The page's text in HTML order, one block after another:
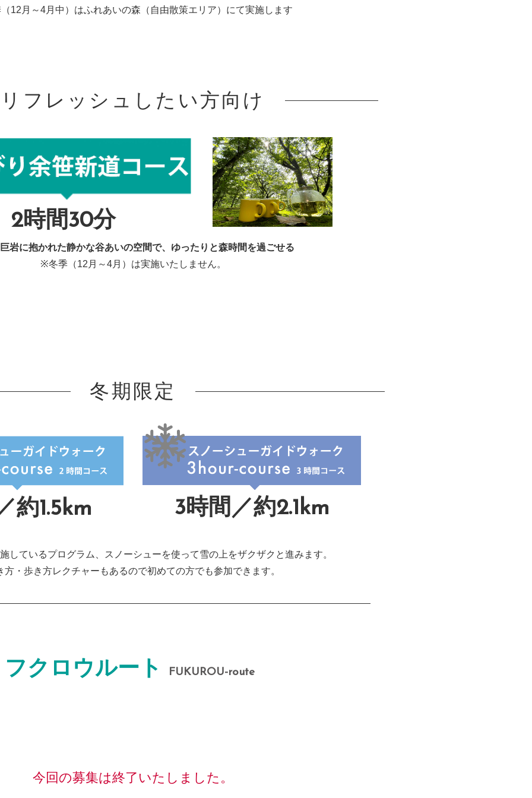
12月～4月中）はふれあいの森（自由散策エリア）にて実施します
リフレッシュしたい方向け
2時間30分
岩に抱かれた静かな谷あいの空間で、ゆったりと森時間を過ごせる
※冬季（12月～4月）は実施いたしません。
冬期限定
約1.5km 3時間／約2.1km
しているプログラム、スノーシューを使って雪の上をザクザクと進みます。
方・歩き方レクチャーもあるので初めての方でも参加できます。
フクロウルート FUKUROU-route
今回の募集は終了いたしました。